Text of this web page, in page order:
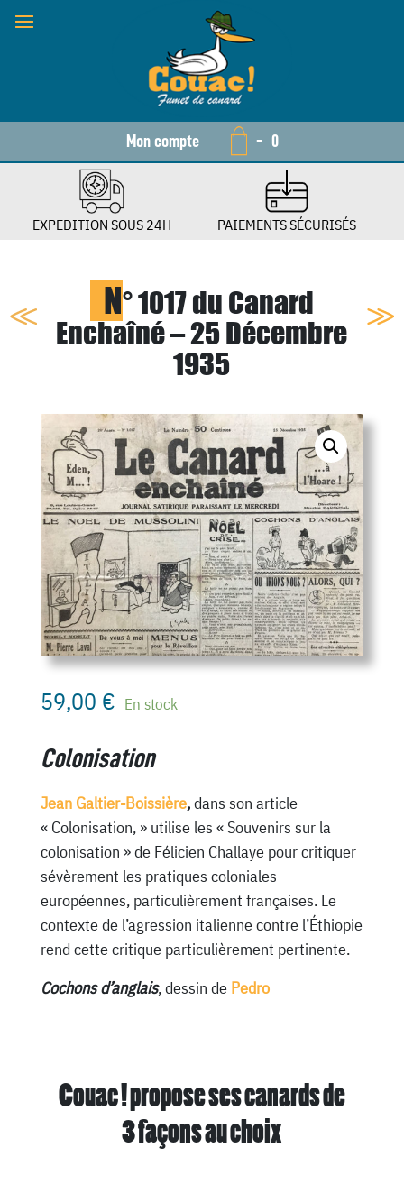
Mon compte - 0
EXPEDITION SOUS 24H PAIEMENTS SÉCURISÉS
N° 1017 du Canard
Enchaîné – 25 Décembre
1935
59,00 € En stock
Colonisation
Jean Galtier-Boissière,dans son article
« Colonisation, » utilise les « Souvenirs sur la
colonisation » de Félicien Challaye pour critiquer
sévèrement les pratiques coloniales
européennes, particulièrement françaises. Le
contexte de l’agression italienne contre l’Éthiopie
rend cette critique particulièrement pertinente.
Cochons d’anglais, dessin de Pedro
Couac ! propose ses canards de
3 façons au choix